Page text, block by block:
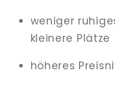
weniger
kleinere Plätze
höheres